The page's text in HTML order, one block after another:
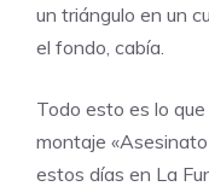
un triángulo en un
el fondo, cabía.
Todo esto es lo
montaje
estos días en La